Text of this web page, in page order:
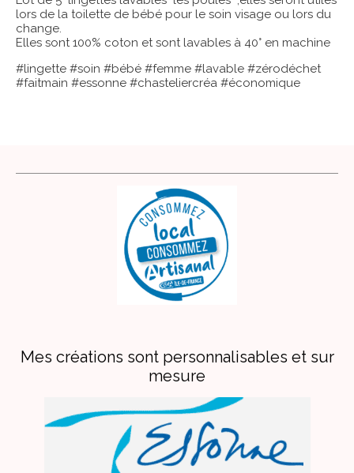
lors de la toilette de bébé pour le soin visage ou lors du
change.
Elles sont 100% coton et sont lavables à 40° en machine
#lingette #soin #bébé #femme #lavable #zérodéchet
#faitmain #essonne #chasteliercréa #économique
Mes créations sont personnalisables et sur
mesure